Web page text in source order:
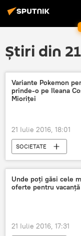
Știri din
Variante Pokemon
prinde-o pe Ileana
Mioriței
21 Iulie 2016, 18:01
SOCIETATE
Unde poți găsi cele
oferte pentru vacanță
21 Iulie 2016, 17:31